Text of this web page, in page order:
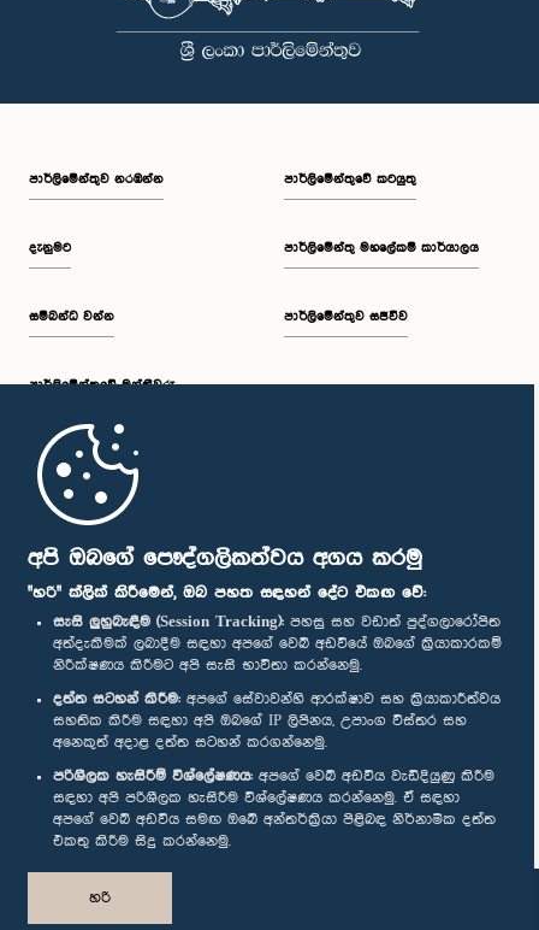
අපි ඔබගේ පෞද්ගලිකත්වය අගය කරමු
"හරි" ක්ලික් කිරීමෙන්, ඔබ පහත සඳහන් දේට එකඟ වේ:
සැසි ලුහුබැඳීම (Session Tracking): පහසු සහ වඩාත් පුද්ගලාරෝපිත
අත්දැකීමක් ලබාදීම සඳහා අපගේ වෙබ් අඩවියේ ඔබගේ ක්‍රියාකාරකම්
නිරීක්ෂණය කිරීමට අපි සැසි භාවිතා කරන්නෙමු.
දත්ත සටහන් කිරීම: අපගේ සේවාවන්හි ආරක්ෂාව සහ ක්‍රියාකාරීත්වය
සහතික කිරීම සඳහා අපි ඔබගේ IP ලිපිනය, උපාංග විස්තර සහ
අනෙකුත් අදාළ දත්ත සටහන් කරගන්නෙමු.
පරිශීලක හැසිරීම් විශ්ලේෂණය: අපගේ වෙබ් අඩවිය වැඩිදියුණු කිරීම
සඳහා අපි පරිශීලක හැසිරීම විශ්ලේෂණය කරන්නෙමු. ඒ සඳහා
අපගේ වෙබ් අඩවිය සමඟ ඔබේ අන්තර්ක්‍රියා පිළිබඳ නිර්නාමික දත්ත
එකතු කිරීම සිදු කරන්නෙමු.
හරි
පාර්ලි‌මේන්තුව නරඹන්න
දැනුමට
සම්බන්ධ වන්න
පාර්ලි‌මේන්තුවේ මන්ත්‍රීවරු
මුල් පිටුව
පාර්ලිමේන්තුවේ කටයුතු
පාර්ලිමේන්තු මහලේකම් කාර්යාලය
පාර්ලිමේන්තුව සජීවීව
පාර්ලිමේන්තු ජංගම යෙදුම
අප හා සම්බන්ධ වී සිටින්න :
සම්මාන
පෞද්ගලිකත්ව ප්‍රතිපත්තිය